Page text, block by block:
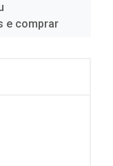
e comprar